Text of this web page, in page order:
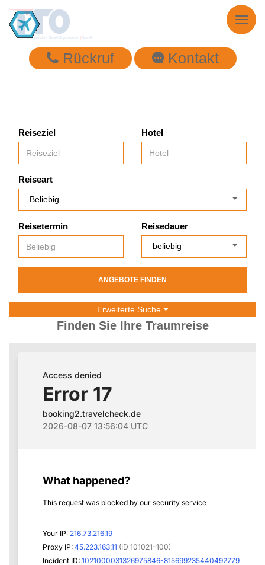
Toggle
Rückruf Kontakt
Reiseziel Hotel
Reiseart
Reisetermin Reisedauer
ANGEBOTE FINDEN
Erweiterte Suche
Finden Sie Ihre Traumreise